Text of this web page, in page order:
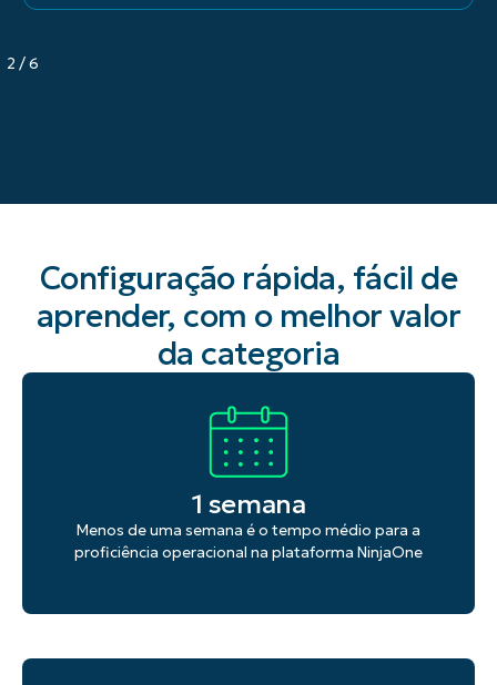
2 /6
Configuração rápida, fácil de
aprender, com o melhor valor
da categoria
1 semana
Menos de uma semana é o tempo médio para a
proficiência operacional na plataforma NinjaOne